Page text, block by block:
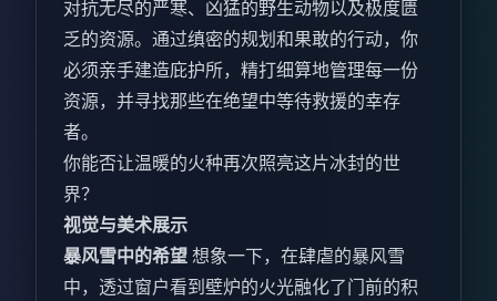
对抗无尽的严寒、凶猛的野生动物以及极度匮
乏的资源。通过缜密的规划和果敢的行动，你
必须亲手建造庇护所，精打细算地管理每一份
资源，并寻找那些在绝望中等待救援的幸存
者。
你能否让温暖的火种再次照亮这片冰封的世
界？
视觉与美术展示
暴风雪中的希望想象一下，在肆虐的暴风雪
中，透过窗户看到壁炉的火光融化了门前的积